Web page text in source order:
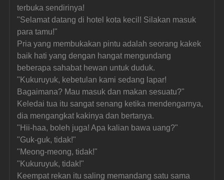
terbuka sendirinya!
"Selamat datang di hotel kota kecil! Silakan masuk
para tamu!"
Pria yang membukakan pintu adalah seorang kakek
baik hati yang dengan hangat mengundang
beberapa sahabat hewan untuk duduk.
"Kukuruyuk, kebetulan kami sedang lapar!
Bagaimana? Mau masuk dan makan sesuatu?"
Keledai tua itu sangat senang ketika mendengarnya,
dia mengangkat kakinya dan bertanya.
"Hii-haa, boleh juga! Apa kalian bawa uang?"
"Guk-guk, tidak!"
"Meong-meong, tidak!"
"Kukuruyuk, tidak!"
Keempat rekan itu saling memandang satu sama